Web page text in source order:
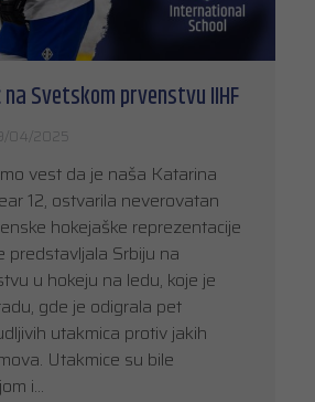
Svetskom prvenstvu IIHF
04/2025
vest da je naša Katarina
12, ostvarila neverovatan
hokejaške reprezentacije
predstavljala Srbiju na
u hokeju na ledu, koje je
gde je odigrala pet
utakmica protiv jakih
Utakmice su bile
i…